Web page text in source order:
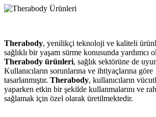
Therabody, yenilikçi teknoloji ve kaliteli
sağlıklı bir yaşam sürme konusunda yardımcı
Therabody ürünleri, sağlık sektörüne de
Kullanıcıların sorunlarına ve ihtiyaçlarına göre
tasarlanmıştır. Therabody, kullanıcıların
yaparken etkin bir şekilde kullanmalarını ve
sağlamak için özel olarak üretilmektedir.